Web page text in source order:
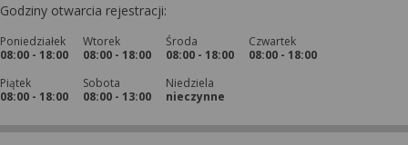
Godziny otwarcia rejestracji:
Poniedziałek
08:00 - 18:00
Wtorek
08:00 - 18:00
Środa
08:00 - 18:00
Czwartek
08:00 - 18:00
Piątek
08:00 - 18:00
Sobota
08:00 - 13:00
Niedziela
nieczynne